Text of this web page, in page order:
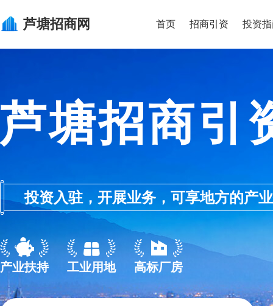
芦塘招商网 首页 招商引资 投资
芦塘招商引
投资入驻，开展业务，可享地方的产
产业扶持 工业用地 高标厂房